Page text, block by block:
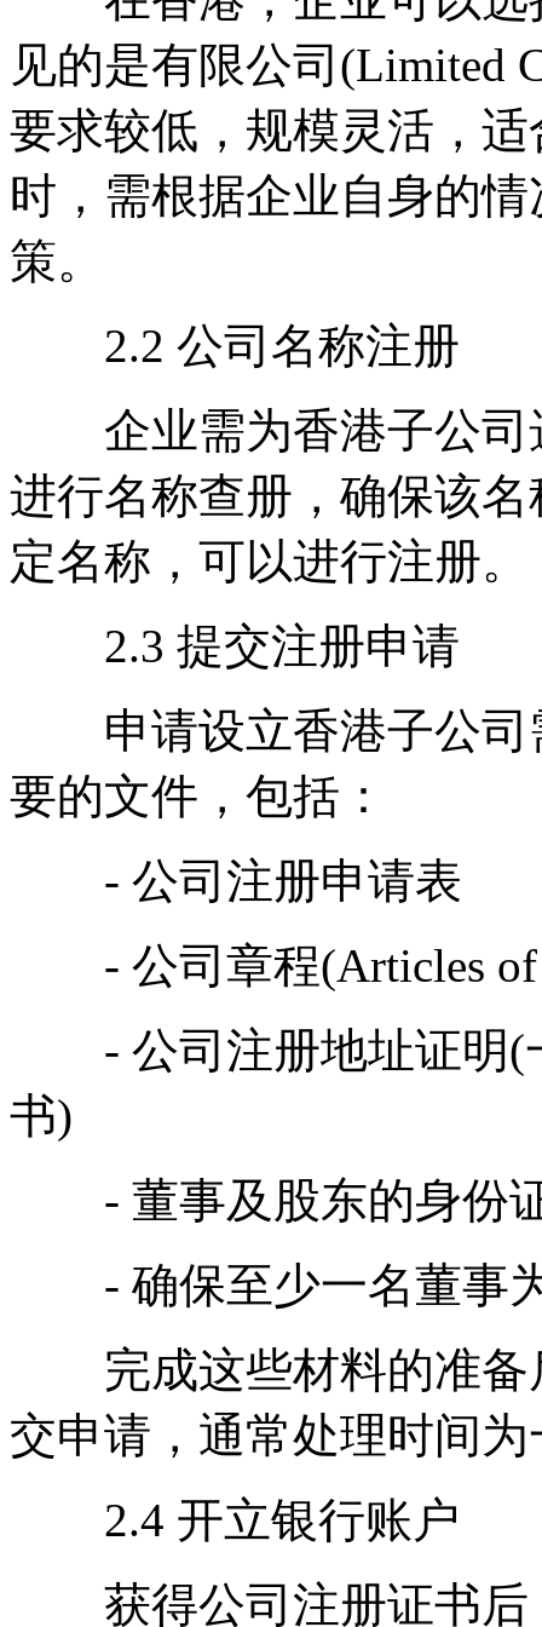
见的是有限公司(Limited
要求较低，规模灵活，
时，需根据企业自身的
策。
2.2 公司名称注册
企业需为香港子公司
进行名称查册，确保该
定名称，可以进行注册。
2.3 提交注册申请
申请设立香港子公司
要的文件，包括：
- 公司注册申请表
- 公司章程(Articles of
- 公司注册地址证明(
书)
- 董事及股东的身份
- 确保至少一名董事
完成这些材料的准备
交申请，通常处理时间
2.4 开立银行账户
获得公司注册证书后